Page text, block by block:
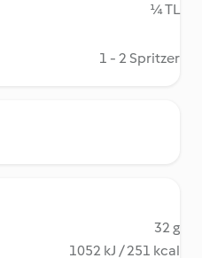
¼ TL
1 - 2 Spritzer
32 g
1052 kJ / 251 kcal